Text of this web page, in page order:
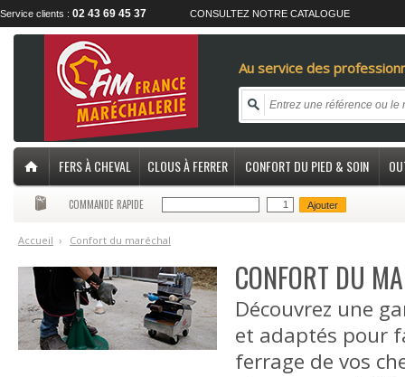
Service clients : 02 43 69 45 37 CONSULTEZ NOTRE CATALOGUE
Au service des
FERS À CHEVAL CLOUS À FERRER CONFORT DU PIED & SOIN
COMMANDE RAPIDE Ajouter
Accueil › Confort du maréchal
CONFORT DU
Découvrez une
et adaptés pour
ferrage de vos